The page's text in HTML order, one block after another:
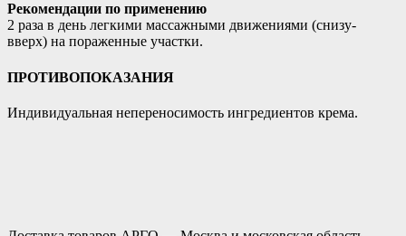
Рекомендации по применению
2 раза в день легкими массажными движениями (снизу-
вверх) на пораженные участки.
ПРОТИВОПОКАЗАНИЯ
Индивидуальная непереносимость ингредиентов крема.